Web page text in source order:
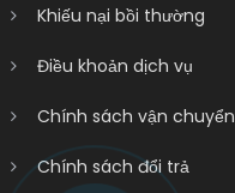
Khiếu nại bồi thường
Điều khoản dịch vụ
Chính sách vận chuyển
Chính sách đổi trả